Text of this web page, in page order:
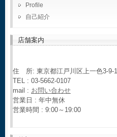
Profile
自己紹介
店舗案内
住 所: 東京都江戸川区上一色3-9-1
TEL : 03-5662-0107
mail : お問い合わせ
営業日 : 年中無休
営業時間 : 9:00～19:00